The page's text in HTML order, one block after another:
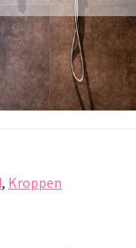
, Kroppen